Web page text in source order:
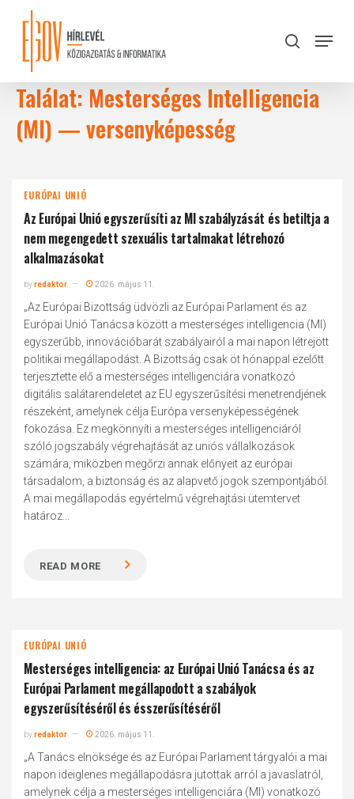
content
search
Menu
Találat: Mesterséges Intelligencia
(MI) — versenyképesség
EURÓPAI UNIÓ
Az Európai Unió egyszerűsíti az MI szabályzását és betiltja a
nem megengedett szexuális tartalmakat létrehozó
alkalmazásokat
byredaktor 2026. május 11.
„Az Európai Bizottság üdvözli az Európai Parlament és az
Európai Unió Tanácsa között a mesterséges intelligencia (MI)
egyszerűbb, innovációbarát szabályairól a mai napon létrejött
politikai megállapodást. A Bizottság csak öt hónappal ezelőtt
terjesztette elő a mesterséges intelligenciára vonatkozó
digitális salátarendeletet az EU egyszerűsítési menetrendjének
részeként, amelynek célja Európa versenyképességének
fokozása. Ez megkönnyíti a mesterséges intelligenciáról
szóló jogszabály végrehajtását az uniós vállalkozások
számára, miközben megőrzi annak előnyeit az európai
társadalom, a biztonság és az alapvető jogok szempontjából.
A mai megállapodás egyértelmű végrehajtási ütemtervet
határoz...
READ MORE
EURÓPAI UNIÓ
Mesterséges intelligencia: az Európai Unió Tanácsa és az
Európai Parlament megállapodott a szabályok
egyszerűsítéséről és ésszerűsítéséről
byredaktor 2026. május 11.
„A Tanács elnöksége és az Európai Parlament tárgyalói a mai
napon ideiglenes megállapodásra jutottak arról a javaslatról,
amelynek célja a mesterséges intelligenciára (MI) vonatkozó
Close